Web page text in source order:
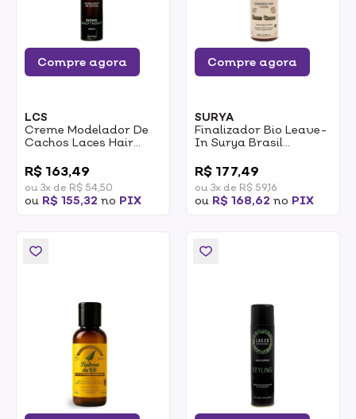
Compre agora
LCS
Creme Modelador De
Cachos Laces Hair
Definição E Controle
Do Frizz 240ml
R$ 163,49
ou 3x de R$ 54,50
ou R$ 155,32 no PIX
Compre agora
SURYA
Finalizador Bio Leave-
In Surya Brasil
R$ 177,49
ou 3x de R$ 59,16
ou R$ 168,62 no PIX